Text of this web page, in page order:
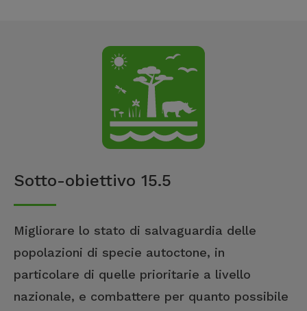
Sotto-obiettivo 15.5
Migliorare lo stato di salvaguardia delle
popolazioni di specie autoctone, in
particolare di quelle prioritarie a livello
nazionale, e combattere per quanto possibile